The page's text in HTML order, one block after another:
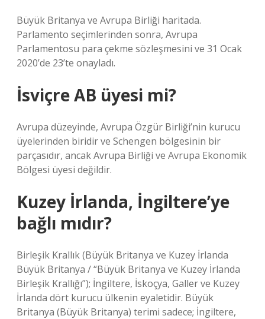
Büyük Britanya ve Avrupa Birliği haritada.
Parlamento seçimlerinden sonra, Avrupa
Parlamentosu para çekme sözleşmesini ve 31 Ocak
2020’de 23’te onayladı.
İsviçre AB üyesi mi?
Avrupa düzeyinde, Avrupa Özgür Birliği’nin kurucu
üyelerinden biridir ve Schengen bölgesinin bir
parçasıdır, ancak Avrupa Birliği ve Avrupa Ekonomik
Bölgesi üyesi değildir.
Kuzey İrlanda, İngiltere’ye
bağlı mıdır?
Birleşik Krallık (Büyük Britanya ve Kuzey İrlanda
Büyük Britanya / “Büyük Britanya ve Kuzey İrlanda
Birleşik Krallığı”); İngiltere, İskoçya, Galler ve Kuzey
İrlanda dört kurucu ülkenin eyaletidir. Büyük
Britanya (Büyük Britanya) terimi sadece; İngiltere,